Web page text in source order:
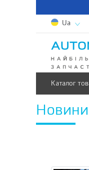
Ua
Каталог
Новини